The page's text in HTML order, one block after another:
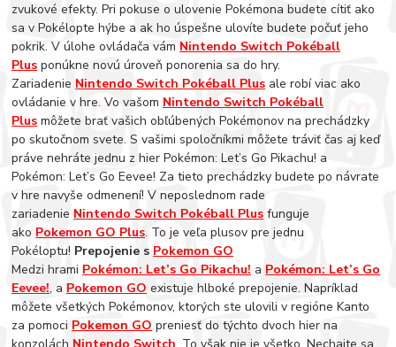
zvukové efekty. Pri pokuse o ulovenie Pokémona budete cítiť ako
sa v Pokélopte hýbe a ak ho úspešne ulovíte budete počuť jeho
pokrik. V úlohe ovládača vám Nintendo Switch Pokéball
Plus ponúkne novú úroveň ponorenia sa do hry.
Zariadenie Nintendo Switch Pokéball Plus ale robí viac ako
ovládanie v hre. Vo vašom Nintendo Switch Pokéball
Plus môžete brať vašich obľúbených Pokémonov na prechádzky
po skutočnom svete. S vašimi spoločníkmi môžete tráviť čas aj keď
práve nehráte jednu z hier Pokémon: Let’s Go Pikachu! a
Pokémon: Let’s Go Eevee! Za tieto prechádzky budete po návrate
v hre navyše odmenení! V neposlednom rade
zariadenie Nintendo Switch Pokéball Plus funguje
ako Pokemon GO Plus. To je veľa plusov pre jednu
Pokéloptu! Prepojenie s Pokemon GO
Medzi hrami Pokémon: Let’s Go Pikachu! a Pokémon: Let’s Go
Eevee!, a Pokemon GO existuje hlboké prepojenie. Napríklad
môžete všetkých Pokémonov, ktorých ste ulovili v regióne Kanto
za pomoci Pokemon GO preniesť do týchto dvoch hier na